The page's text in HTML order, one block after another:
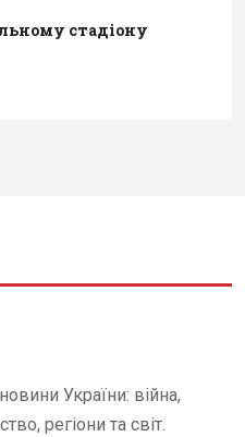
стадіону
України: війна,
регіони та світ.